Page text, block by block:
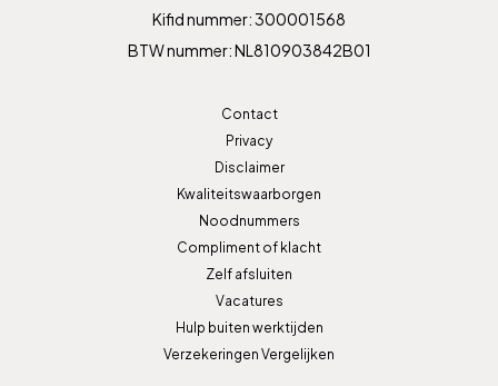
Kifid nummer: 300001568
BTW nummer: NL810903842B01
Contact
Privacy
Disclaimer
Kwaliteitswaarborgen
Noodnummers
Compliment of klacht
Zelf afsluiten
Vacatures
Hulp buiten werktijden
Verzekeringen Vergelijken